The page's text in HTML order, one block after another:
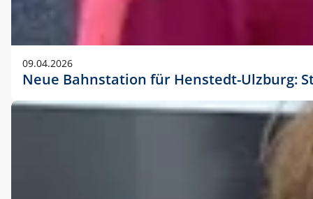
09.04.2026
Neue Bahnstation für Henstedt-Ulzburg: